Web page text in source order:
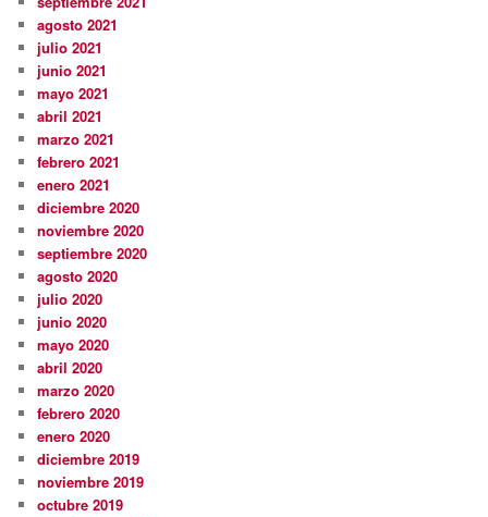
agosto 2021
julio 2021
junio 2021
mayo 2021
abril 2021
marzo 2021
febrero 2021
enero 2021
diciembre 2020
noviembre 2020
septiembre 2020
agosto 2020
julio 2020
junio 2020
mayo 2020
abril 2020
marzo 2020
febrero 2020
enero 2020
diciembre 2019
noviembre 2019
octubre 2019